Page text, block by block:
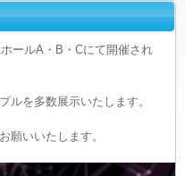
ールA・B・Cにて開催され
ルを多数展示いたします。
願いいたします。